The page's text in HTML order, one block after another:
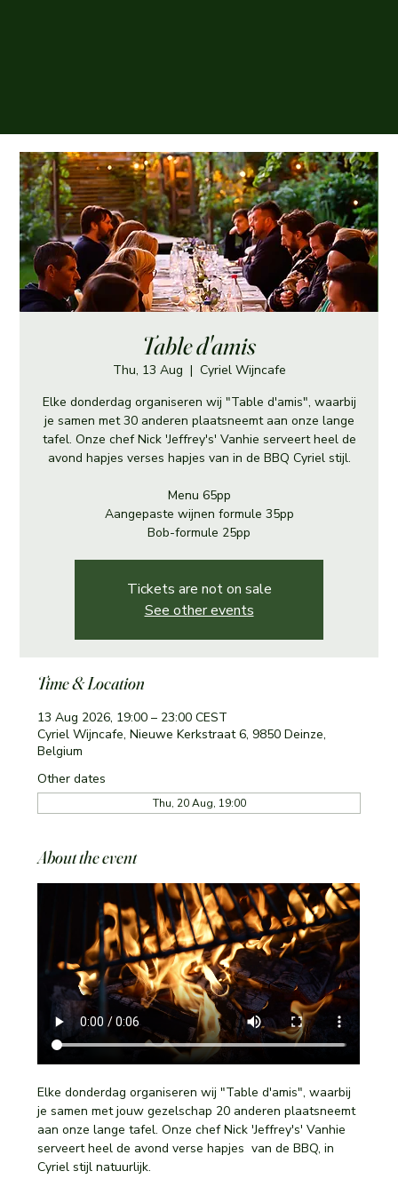
Table d'amis
Thu, 13 Aug
  |
Cyriel Wijncafe
Elke donderdag organiseren wij "Table d'amis", waarbij
je samen met 30 anderen plaatsneemt aan onze lange
tafel. Onze chef Nick 'Jeffrey's' Vanhie serveert heel de
avond hapjes verses hapjes van in de BBQ Cyriel stijl.
Menu 65pp
Aangepaste wijnen formule 35pp
Bob-formule 25pp
Tickets are not on sale
See other events
Time & Location
13 Aug 2026, 19:00 – 23:00 CEST
Cyriel Wijncafe, Nieuwe Kerkstraat 6, 9850 Deinze,
Belgium
Other dates
Thu, 20 Aug, 19:00
About the event
Elke donderdag organiseren wij "Table d'amis", waarbij
je samen met jouw gezelschap 20 anderen plaatsneemt
aan onze lange tafel. Onze chef Nick 'Jeffrey's' Vanhie
serveert heel de avond verse hapjes  van de BBQ, in
Cyriel stijl natuurlijk.